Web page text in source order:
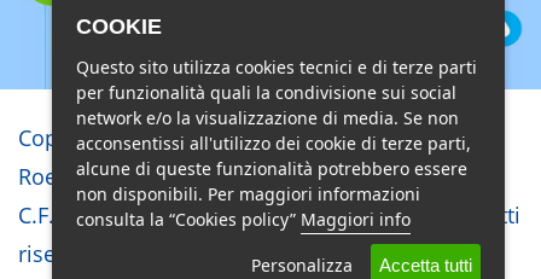
Copyright © Studio di Radiologia e
Roentgenterapia Lido di Ostia s.r.l.
C.F. 02851810586 - P.I. 01125791002 - Tutti i diritti
riservati
COOKIE
Questo sito utilizza cookies tecnici e di terze parti
per funzionalità quali la condivisione sui social
network e/o la visualizzazione di media. Se non
acconsentissi all'utilizzo dei cookie di terze parti,
alcune di queste funzionalità potrebbero essere
non disponibili. Per maggiori informazioni
consulta la “Cookies policy” Maggiori info
Personalizza
Accetta tutti